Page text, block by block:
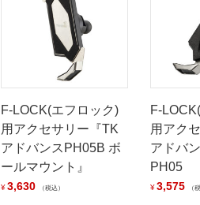
F-LOCK(エフロック)
用アクセサリー『TK
アドバンスPH05B ボ
ールマウント』
¥ 3,630 税込
F-
用アク
アドバ
PH05
¥3,575